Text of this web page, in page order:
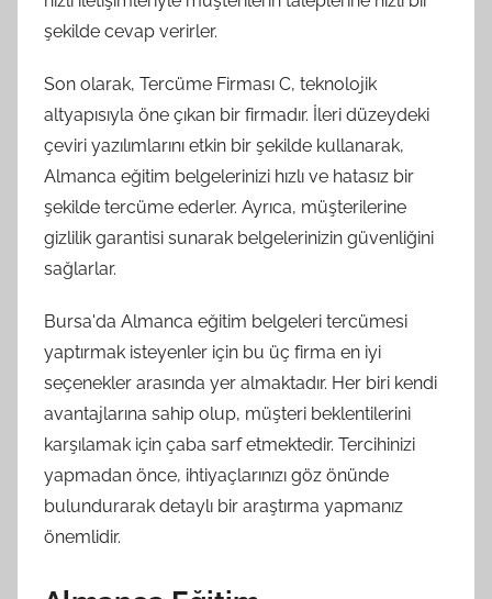
şekilde cevap verirler.
Son olarak, Tercüme Firması C, teknolojik
altyapısıyla öne çıkan bir firmadır. İleri düzeydeki
çeviri yazılımlarını etkin bir şekilde kullanarak,
Almanca eğitim belgelerinizi hızlı ve hatasız bir
şekilde tercüme ederler. Ayrıca, müşterilerine
gizlilik garantisi sunarak belgelerinizin güvenliğini
sağlarlar.
Bursa'da Almanca eğitim belgeleri tercümesi
yaptırmak isteyenler için bu üç firma en iyi
seçenekler arasında yer almaktadır. Her biri kendi
avantajlarına sahip olup, müşteri beklentilerini
karşılamak için çaba sarf etmektedir. Tercihinizi
yapmadan önce, ihtiyaçlarınızı göz önünde
bulundurarak detaylı bir araştırma yapmanız
önemlidir.